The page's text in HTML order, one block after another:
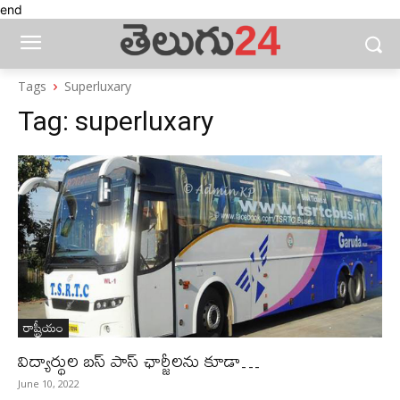
end
Tags Superluxary
Tag: superluxary
రాష్ట్రీయం
విద్యార్థుల బస్ పాస్ ఛార్జీలను కూడా…
June 10, 2022